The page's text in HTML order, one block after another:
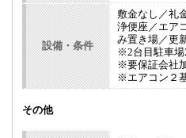
設備・条件
敷金なし／礼
浄便座／エア
み置き場／更
※2台目駐車場
※要保証会社
※エアコン２
その他